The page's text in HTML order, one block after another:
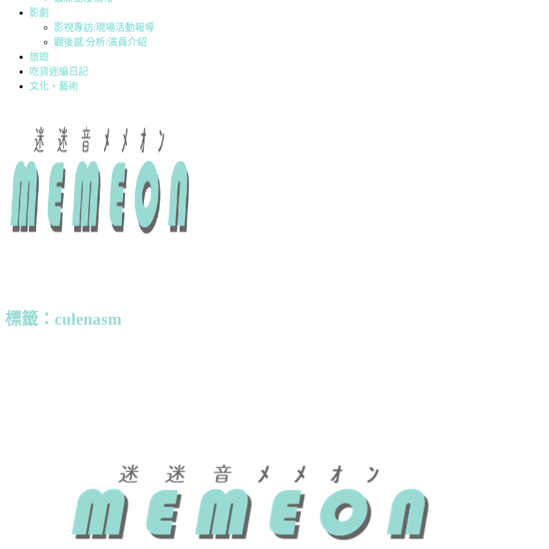
影劇
影視專訪/現場活動報導
觀後感/分析/演員介紹
旅遊
吃貨迷編日記
文化・藝術
標籤：culenasm